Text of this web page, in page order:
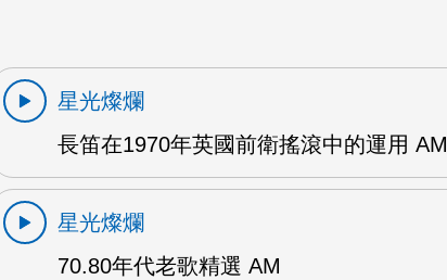
星光燦爛
長笛在1970年英國前衛搖滾中的運用 AM
星光燦爛
70.80年代老歌精選 AM